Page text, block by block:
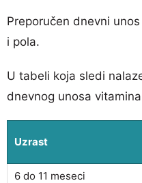
Preporučen dnevni
i pola.
U tabeli koja sledi
dnevnog unosa
Uzrast
6 do 11 meseci